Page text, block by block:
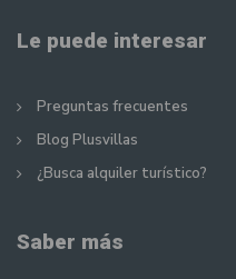
Le puede interesar
Preguntas frecuentes
Blog Plusvillas
¿Busca alquiler turístico?
Saber más